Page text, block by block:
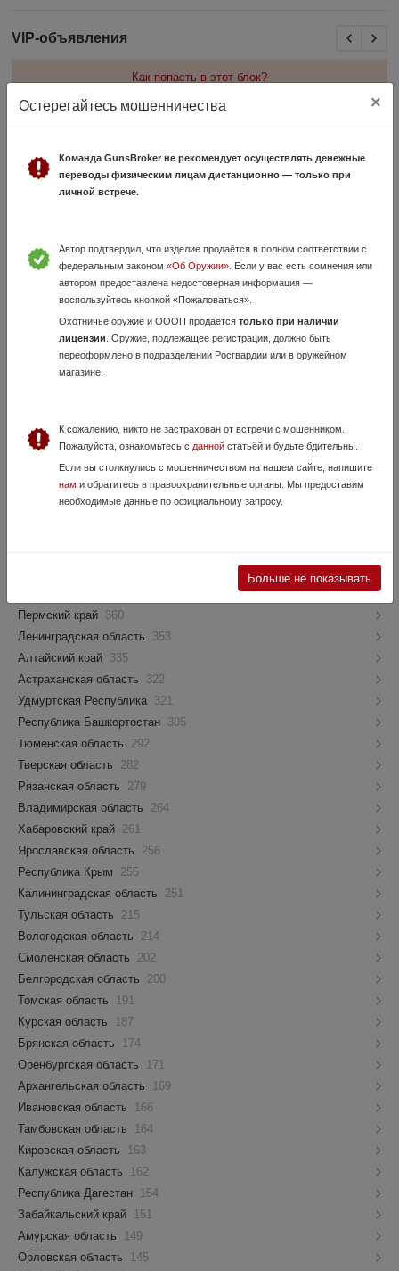
Остерегайтесь мошенничества ×
Команда GunsBroker не рекомендует осуществлять денежные
переводы физическим лицам дистанционно — только при
личной встрече.
Автор подтвердил, что изделие продаётся в полном соответствии с
федеральным законом «Об Оружии». Если у вас есть сомнения или
автором предоставлена недостоверная информация —
воспользуйтесь кнопкой «Пожаловаться».
Охотничье оружие и ОООП продаётся только при наличии
лицензии . Оружие, подлежащее регистрации, должно быть
переоформлено в подразделении Росгвардии или в оружейном
магазине.
К сожалению, никто не застрахован от встречи с мошенником.
Пожалуйста, ознакомьтесь с даннойстатьёй и будьте бдительны.
Если вы столкнулись с мошенничеством на нашем сайте, напишите
нам и обратитесь в правоохранительные органы. Мы предоставим
необходимые данные по официальному запросу.
Больше не показывать
VIP-объявления
Как попасть в этот блок?
Москва 6483
Краснодарский край 2128
Нижегородская область 1254
Ростовская область 1158
Новосибирская область
956
Свердловская область
794
Республика Татарстан 687
Самарская область 631
Воронежская область
Приморский край
Кемеровская область 559
Волгоградская область 544
Ставропольский край 516
Красноярский край 447
Пермский край 360
Ленинградская область
353
Алтайский край 335
Астраханская область
322
Удмуртская Республика 321
Республика Башкортостан 305
Тюменская область
292
Тверская область
282
Рязанская область
279
Владимирская область
264
Хабаровский край 261
Ярославская область
256
Республика Крым
255
Калининградская область
251
Тульская область
215
Вологодская область
214
Смоленская область
202
Белгородская область
200
Томская область
191
Курская область
187
Брянская область
174
Оренбургская область
171
Архангельская область
169
Ивановская область
166
Тамбовская область
164
Кировская область
163
Калужская область
162
Республика Дагестан 154
Забайкальский край 151
Амурская область
149
Орловская область
145